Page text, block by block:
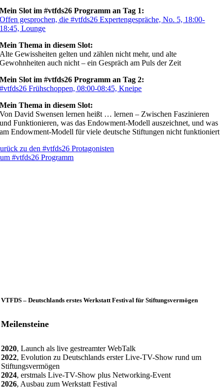
Mein Slot im #vtfds26 Programm an Tag 1:
Offen gesprochen, die #vtfds26 Expertengespräche, No. 5, 18:00-
18:45, Lounge
Mein Thema in diesem Slot:
Alte Gewissheiten gelten und zählen nicht mehr, und alte
Gewohnheiten auch nicht – ein Gespräch am Puls der Zeit
Mein Slot im #vtfds26 Programm an Tag 2:
#vtfds26 Frühschoppen, 08:00-08:45, Kneipe
Mein Thema in diesem Slot:
Von David Swensen lernen heißt … lernen – Zwischen Faszinieren
und Funktionieren, was das Endowment-Modell auszeichnet, und was
am Endowment-Modell für viele deutsche Stiftungen nicht funktioniert
zu den #vtfds26 Protagonisten
#vtfds26 Programm
VTFDS – Deutschlands erstes Werkstatt Festival für Stiftungsvermögen
Meilensteine
2020, Launch als live gestreamter WebTalk
2022, Evolution zu Deutschlands erster Live-TV-Show rund um
Stiftungsvermögen
2024, erstmals Live-TV-Show plus Networking-Event
2026, Ausbau zum Werkstatt Festival